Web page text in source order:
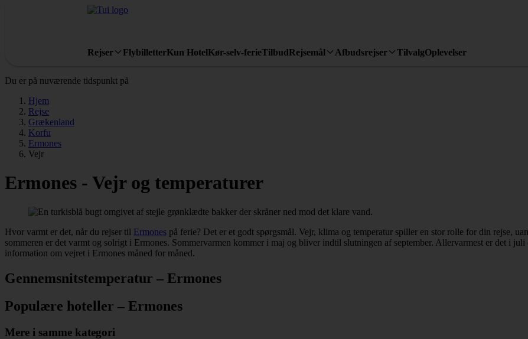
Rejser FlybilletterKun HotelKør-selv-ferieTilbudRejsemål Afbudsrejser TilvalgOplevelser
Du er på nuværende tidspunkt på
Hjem
Rejse
Grækenland
Korfu
Ermones
Vejr
Ermones - Vejr og temperaturer
Hvor varmt er det, når du rejser til Ermones på ferie? Det er et godt spørgsmål. Vejr, klima og temperatur spiller en stor rolle for din rejse,
sommeren er det varmt og solrigt i Ermones. Sommervarmen kommer i maj og bliver indtil slutningen af september. Allervarmest er det i
information om vejret i Ermones måned for måned.
Gennemsnitstemperatur – Ermones
Populære hoteller – Ermones
Mere i samme kategori